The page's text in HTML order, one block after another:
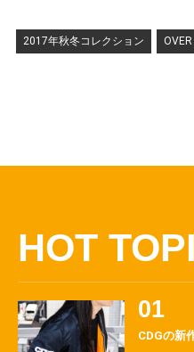
2017年秋冬コレクション OVER
HOT
CDGの新